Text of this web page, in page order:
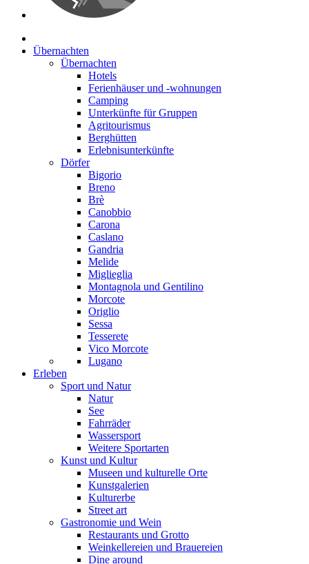
Übernachten
Übernachten
Hotels
Ferienhäuser und -wohnungen
Camping
Unterkünfte für Gruppen
Agritourismus
Berghütten
Erlebnisunterkünfte
Dörfer
Bigorio
Breno
Brè
Canobbio
Carona
Caslano
Gandria
Melide
Miglieglia
Montagnola und Gentilino
Morcote
Origlio
Sessa
Tesserete
Vico Morcote
Lugano
Erleben
Sport und Natur
Natur
See
Fahrräder
Wassersport
Weitere Sportarten
Kunst und Kultur
Museen und kulturelle Orte
Kunstgalerien
Kulturerbe
Street art
Gastronomie und Wein
Restaurants und Grotto
Weinkellereien und Brauereien
Dine around